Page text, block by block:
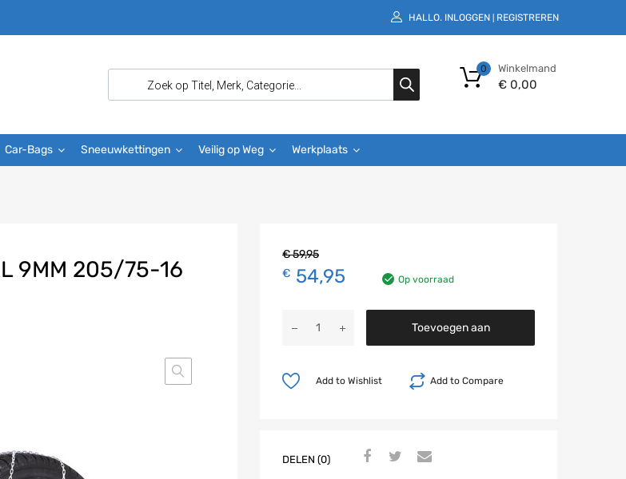
HALLO. INLOGGEN REGISTREREN
Winkelmand
€ 0,00
0
Car-Bags Sneeuwkettingen Veilig op Weg Werkplaats
9MM 205/75-16
€59,95
€ 54,95 Op voorraad
Toevoegen aan
Add to Compare
Add to Wishlist
DELEN (0)